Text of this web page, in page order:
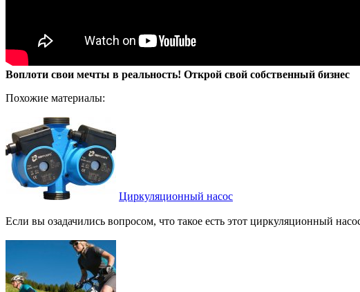
Воплоти свои мечты в реальность! Открой свой собственный бизнес
Похожие материалы:
Циркуляционный насос
Если вы озадачились вопросом, что такое есть этот циркуляционный